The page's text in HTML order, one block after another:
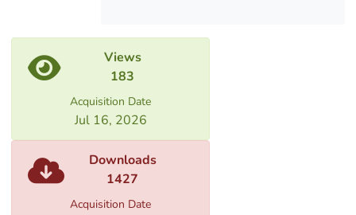
Views
183
Acquisition Date
Jul 16, 2026
Downloads
1427
Acquisition Date